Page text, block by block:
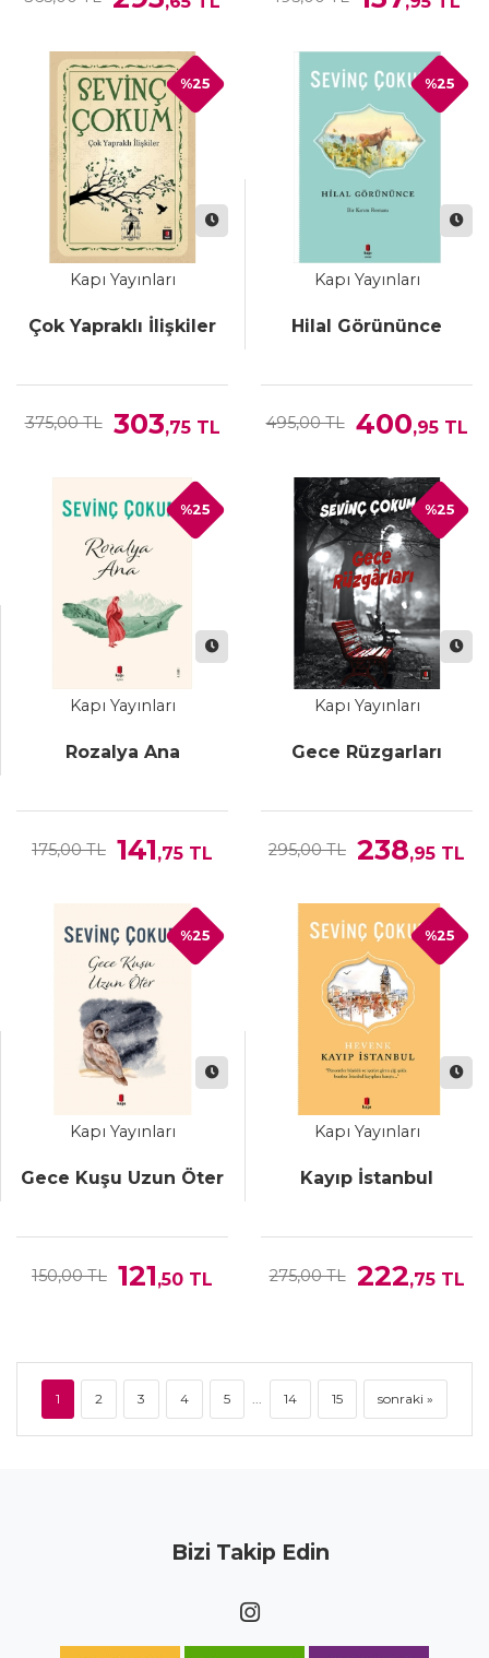
Kapı Yayınları
Çok Yapraklı İlişkiler
375,00 TL 303,75TL
%25
Kapı Yayınları
Hilal Görününce
495,00 TL 400,95TL
%25
Kapı Yayınları
Rozalya Ana
175,00 TL 141,75 TL
%25
Kapı Yayınları
Gece Rüzgarları
295,00 TL 238,95 TL
%25
Kapı Yayınları
Gece Kuşu Uzun Öter
150,00 TL 121,50 TL
%25
Kapı Yayınları
Kayıp İstanbul
275,00 TL 222,75TL
%25
1 2 3 4 5 ... 14 15 sonraki »
Bizi Takip Edin